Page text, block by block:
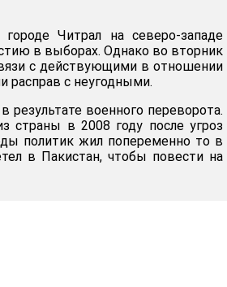
Читрал на северо-западе
в выборах. Однако во вторник
с действующими в отношении
расправ с неугодными.
военного переворота.
в 2008 году после угроз
политик жил попеременно то в
в Пакистан, чтобы повести на